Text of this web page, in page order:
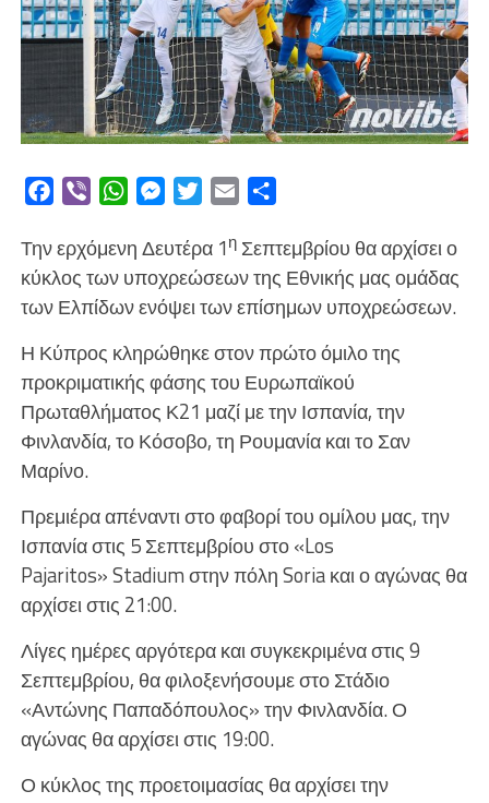
Facebook
Viber WhatsAppMessengerTwitterEmail
Την ερχόμενη Δευτέρα 1ηΣεπτεμβρίου θα αρχίσει ο
κύκλος των υποχρεώσεων της Εθνικής μας ομάδας
των Ελπίδων ενόψει των επίσημων υποχρεώσεων.
Η Κύπρος κληρώθηκε στον πρώτο όμιλο της
προκριματικής φάσης του Ευρωπαϊκού
Πρωταθλήματος Κ21 μαζί με την Ισπανία, την
Φινλανδία, το Κόσοβο, τη Ρουμανία και το Σαν
Μαρίνο.
Πρεμιέρα απέναντι στο φαβορί του ομίλου μας, την
Ισπανία στις 5 Σεπτεμβρίου στο «Los
Pajaritos» Stadium στην πόλη Soria και ο αγώνας θα
αρχίσει στις 21:00.
Λίγες ημέρες αργότερα και συγκεκριμένα στις 9
Σεπτεμβρίου, θα φιλοξενήσουμε στο Στάδιο
«Αντώνης Παπαδόπουλος» την Φινλανδία. Ο
αγώνας θα αρχίσει στις 19:00.
Ο κύκλος της προετοιμασίας θα αρχίσει την